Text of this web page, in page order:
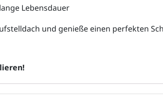
Lebensdauer
und genieße einen perfekten